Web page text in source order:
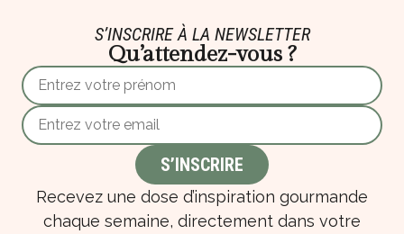
S’INSCRIRE À LA NEWSLETTER
Qu’attendez-vous ?
Recevez une dose d’inspiration gourmande
chaque semaine, directement dans votre